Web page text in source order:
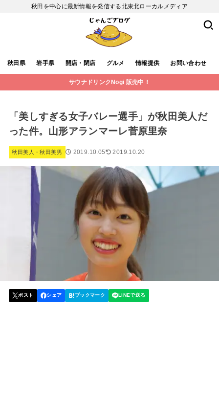
秋田を中心に最新情報を発信する北東北ローカルメディア
秋田県 岩手県 開店・閉店 グルメ 情報提供 お問い合わせ
サウナドリンクNogi 販売中！
「美しすぎる女子バレー選手」が秋田美人だ
った件。山形アランマーレ菅原里奈
秋田美人・秋田美男 2019.10.05 2019.10.20